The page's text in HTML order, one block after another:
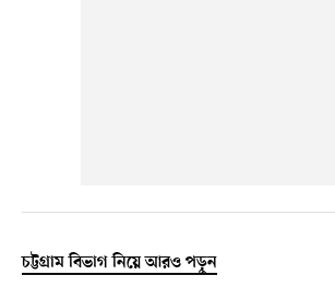
চট্টগ্রাম বিভাগ নিয়ে আরও পড়ুন